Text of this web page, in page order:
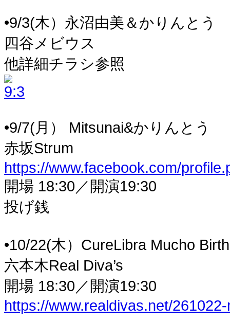
•9/3(木）永沼由美＆かりんとう
四谷メビウス
他詳細チラシ参照
•9/7(月） Mitsunai&かりんとう
赤坂Strum
https://www.facebook.com/
開場 18:30／開演19:30
投げ銭
•10/22(木）CureLibra Mucho
六本木Real Diva’s
開場 18:30／開演19:30
https://www.realdivas.net/